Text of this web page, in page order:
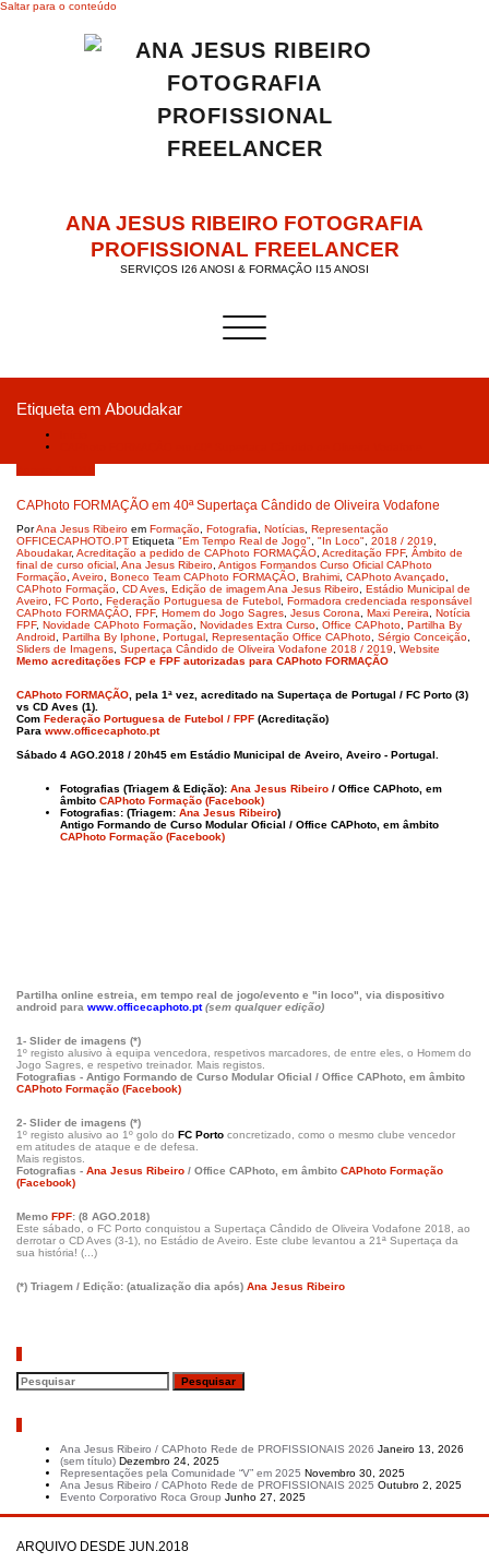
Saltar para o conteúdo
ANA JESUS RIBEIRO FOTOGRAFIA
PROFISSIONAL FREELANCER
SERVIÇOS I26 ANOSI & FORMAÇÃO I15 ANOSI
Alternar a navegação
Etiqueta em Aboudakar
CAPhoto FORMAÇÃO em 40ª Supertaça Cândido de Oliveira Vodafone
PorAna Jesus Ribeiro em Formação Fotografia Notícias Representação
OFFICECAPHOTO.PT Etiqueta "Em Tempo Real de Jogo" "In Loco" 2018 / 2019
Aboudakar, Acreditação a pedido de CAPhoto FORMAÇÃO Acreditação FPF, Âmbito de
final de curso oficial Ana Jesus Ribeiro Antigos Formandos Curso Oficial CAPhoto
Formação Aveiro Boneco Team CAPhoto FORMAÇÃO Brahimi CAPhoto Avançado
CAPhoto Formação CD Aves Edição de imagem Ana Jesus Ribeiro Estádio Municipal de
Aveiro FC Porto Federação Portuguesa de Futebol Formadora credenciada responsável
CAPhoto FORMAÇÃO FPF, Homem do Jogo Sagres Jesus Corona Maxi Pereira
Notícia
FPF, Novidade CAPhoto Formação Novidades Extra Curso Office CAPhoto Partilha By
Android
Partilha By Iphone Portugal Representação Office CAPhoto Sérgio Conceição
Sliders de Imagens Supertaça Cândido de Oliveira Vodafone 2018 / 2019
Website
Memo acreditações FCP e FPF autorizadas para CAPhoto FORMAÇÃO
CAPhoto FORMAÇÃO , pela 1ª vez, acreditado na Supertaça de Portugal / FC Porto (3)
vs CD Aves (1).
Com Federação Portuguesa de Futebol / FPF (Acreditação)
Para www.officecaphoto.pt
Sábado 4 AGO.2018 / 20h45 em Estádio Municipal de Aveiro, Aveiro - Portugal.
Fotografias (Triagem & Edição): Ana Jesus Ribeiro / Office CAPhoto, em
âmbito CAPhoto Formação (Facebook)
Fotografias: (Triagem: Ana Jesus Ribeiro)
Antigo Formando de Curso Modular Oficial / Office CAPhoto, em âmbito
CAPhoto Formação (Facebook)
Partilha online estreia, em tempo real de jogo/evento e "in loco", via dispositivo
android para www.officecaphoto.pt (sem qualquer edição)
1- Slider de imagens (*)
1º registo alusivo à equipa vencedora, respetivos marcadores, de entre eles, o Homem do
Jogo Sagres, e respetivo treinador. Mais registos.
Fotografias - Antigo Formando de Curso Modular Oficial / Office CAPhoto, em âmbito
CAPhoto Formação (Facebook)
2- Slider de imagens (*)
1º registo alusivo ao 1º golo do FC Porto concretizado, como o mesmo clube vencedor
em atitudes de ataque e de defesa.
Mais registos.
Fotografias - Ana Jesus Ribeiro / Office CAPhoto, em âmbito CAPhoto Formação
(Facebook)
Memo FPF: (8 AGO.2018)
Este sábado, o FC Porto conquistou a Supertaça Cândido de Oliveira Vodafone 2018, ao
derrotar o CD Aves (3-1), no Estádio de Aveiro. Este clube levantou a 21ª Supertaça da
sua história! (...)
(*) Triagem / Edição: (atualização dia após) Ana Jesus Ribeiro
Ana Jesus Ribeiro / CAPhoto Rede de PROFISSIONAIS 2026 Janeiro 13, 2026
(sem título) Dezembro 24, 2025
Representações pela Comunidade “V” em 2025 Novembro 30, 2025
Ana Jesus Ribeiro / CAPhoto Rede de PROFISSIONAIS 2025 Outubro 2, 2025
Evento Corporativo Roca Group Junho 27, 2025
ARQUIVO DESDE JUN.2018